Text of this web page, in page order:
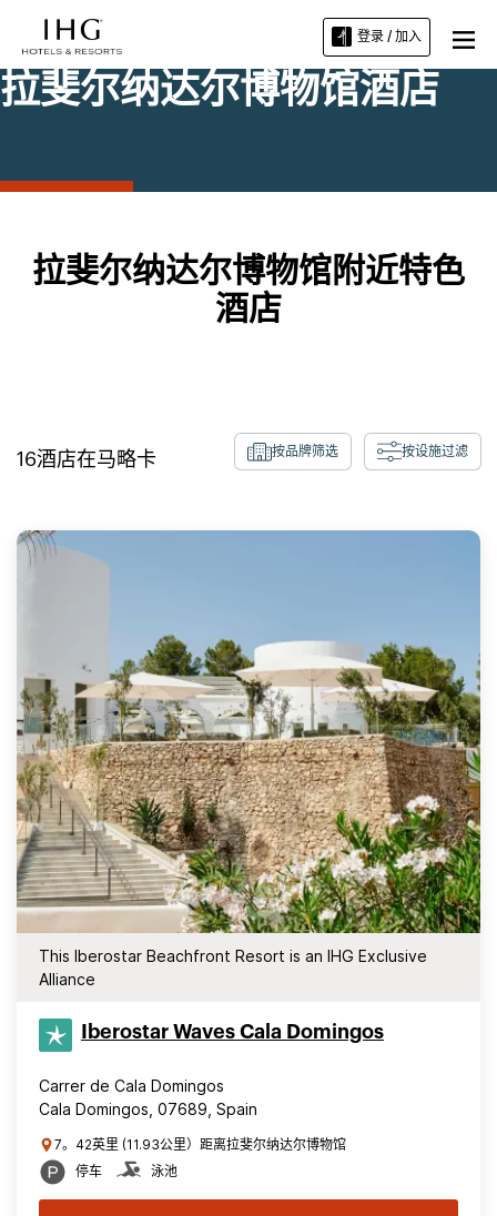
登录 / 加入
拉斐尔纳达尔博物馆酒店
拉斐尔纳达尔博物馆附近特色
酒店
16酒店在马略卡 按品牌筛选 按设施过滤
This Iberostar Beachfront Resort is an IHG Exclusive
Alliance
Iberostar Waves Cala Domingos
Carrer de Cala Domingos
Cala Domingos, 07689, Spain
7。42英里 (11.93公里）距离拉斐尔纳达尔博物馆
停车
泳池